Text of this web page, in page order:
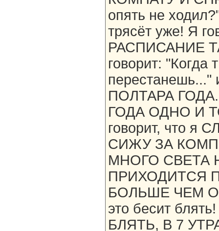
опять не
трясёт уже! Я
РАСПИСАНИЕ
говорит: "Когда
ПОЛТАРА
ГОДА ОДНО И
говорит, что
СИЖУ ЗА
МНОГО СВЕТА
ПРИХОДИТСЯ
БОЛЬШЕ ЧЕМ
это бесит
БЛЯТЬ, В 7